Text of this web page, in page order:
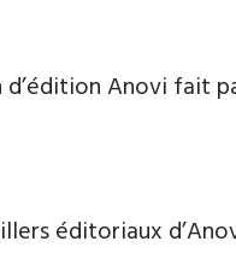
d’édition Anovi fait
éditoriaux